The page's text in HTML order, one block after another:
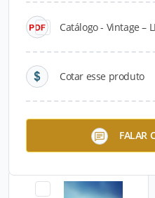
Catálogo - Vintage –
Cotar esse produto
FALAR